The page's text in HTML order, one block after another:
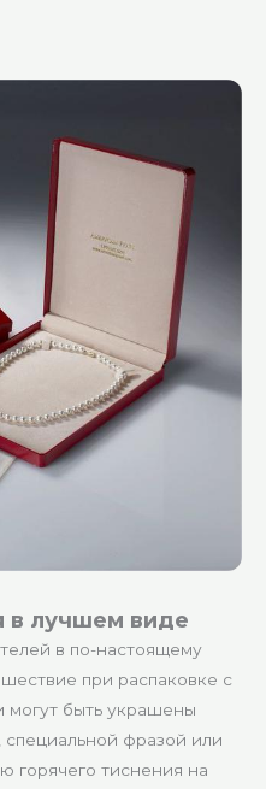
в лучшем виде
в по-настоящему
при распаковке с
могут быть украшены
фразой или
горячего тиснения на